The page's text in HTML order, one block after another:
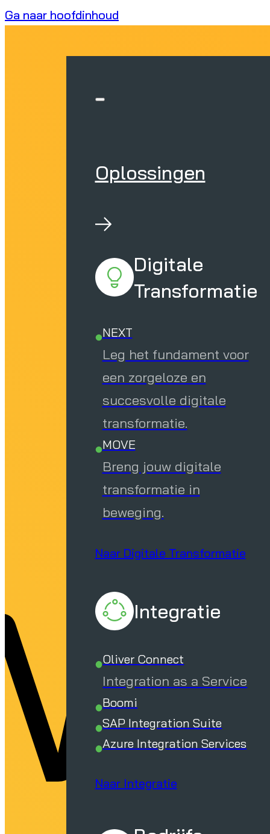
Ga naar hoofdinhoud
Oplossingen
Digitale
Transformatie
NEXT
Leg het fundament voor
een zorgeloze en
succesvolle digitale
transformatie.
MOVE
Breng jouw digitale
transformatie in
beweging.
Naar Digitale Transformatie
Integratie
Oliver Connect
Integration as a Service
Boomi
SAP Integration Suite
Azure Integration Services
Naar Integratie